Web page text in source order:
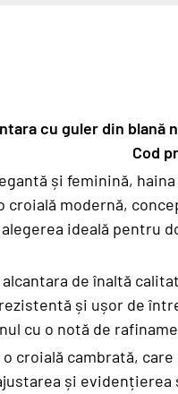
cu guler din blană
Cod
și feminină,
croială modernă,
ideală pentru
alcantara de înaltă
și ușor de
cu o notă de
o croială cambrată,
și